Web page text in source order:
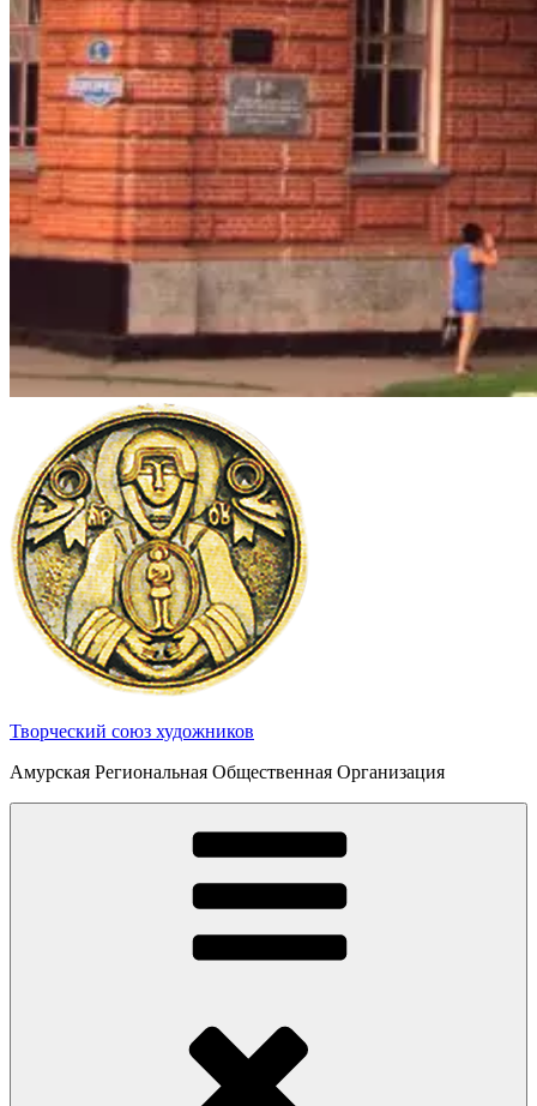
Творческий союз художников
Амурская Региональная Общественная Организация